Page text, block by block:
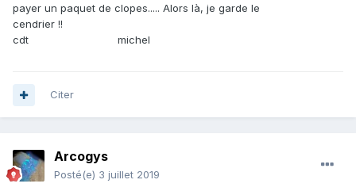
payer un paquet de clopes..... Alors là, je garde le
cendrier !!
cdt michel
Citer
Arcogys
Posté(e) 3 juillet 2019